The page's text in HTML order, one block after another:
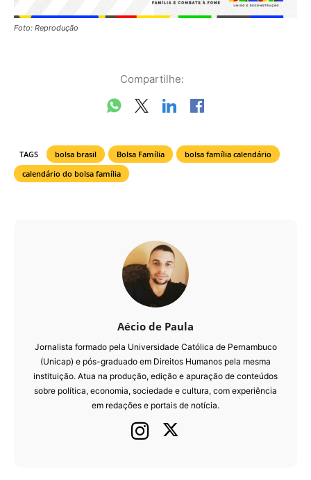
Foto: Reprodução
Compartilhe:
TAGS bolsa brasil Bolsa Família
bolsa família calendário
calendário do bolsa família
Aécio de Paula
Jornalista formado pela Universidade Católica de Pernambuco
(Unicap) e pós-graduado em Direitos Humanos pela mesma
instituição. Atua na produção, edição e apuração de conteúdos
sobre política, economia, sociedade e cultura, com experiência
em redações e portais de notícia.